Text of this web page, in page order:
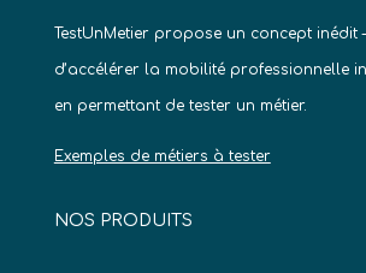
TestUnMetier propose un concept inédit
d’accélérer la mobilité professionnelle
en permettant de tester un métier.
Exemples de métiers à tester
NOS PRODUITS